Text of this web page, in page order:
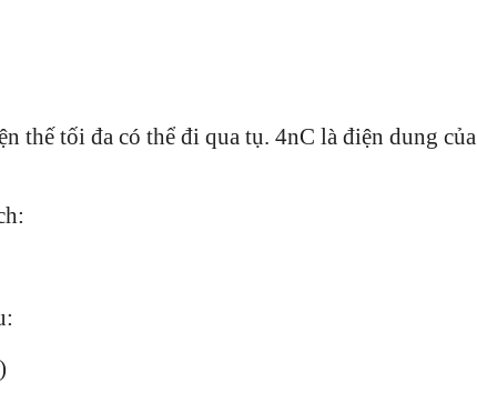
thế tối đa có thể đi qua tụ. 4nC là điện dung của